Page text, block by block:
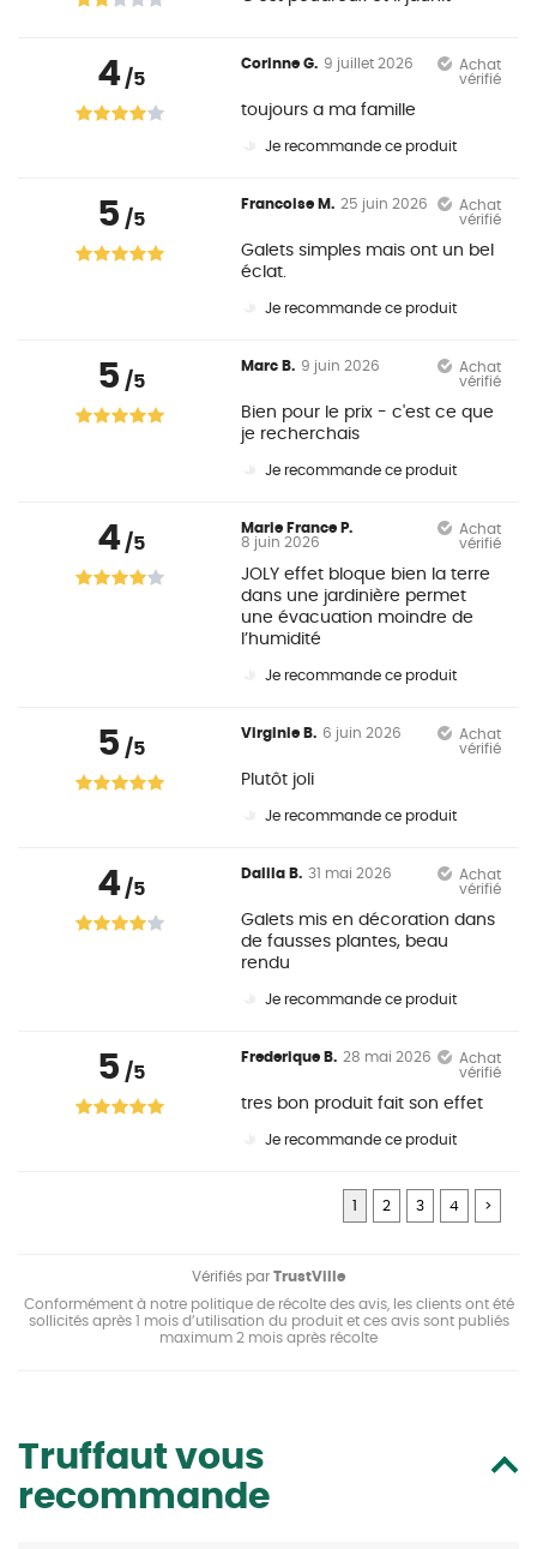
4/5
Corinne G. 9 juillet 2026
Achat
vérifié
toujours a ma famille
Je recommande ce produit
5 /5
Francoise M. 25 juin 2026
Achat
vérifié
Galets simples mais ont un bel
éclat.
Je recommande ce produit
5 /5
Marc B. 9 juin 2026
Achat
vérifié
Bien pour le prix - c'est ce que
je recherchais
Je recommande ce produit
4/5
Marie France P.
8 juin 2026
Achat
vérifié
JOLY effet bloque bien la terre
dans une jardinière permet
une évacuation moindre de
l’humidité
Je recommande ce produit
5 /5
Virginie B. 6 juin 2026
Achat
vérifié
Plutôt joli
Je recommande ce produit
4/5
Dalila B. 31 mai 2026
Achat
vérifié
Galets mis en décoration dans
de fausses plantes, beau
rendu
Je recommande ce produit
5 /5
Frederique B. 28 mai 2026
Achat
vérifié
tres bon produit fait son effet
Je recommande ce produit
1 2 3 4 >
Vérifiés par TrustVille
Conformément à notre politique de récolte des avis, les clients ont été
sollicités après 1 mois d’utilisation du produit et ces avis sont publiés
maximum 2 mois après récolte
Truffaut vous
recommande